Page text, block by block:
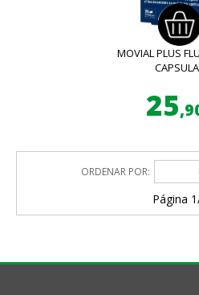
MOVIAL PLUS
25
ORDENAR POR:
Página